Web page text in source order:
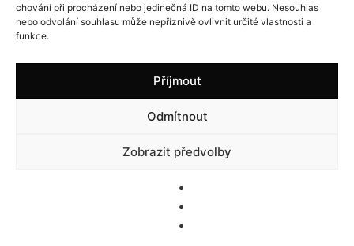
chování při procházení nebo jedinečná ID na tomto webu. Nesouhlas
nebo odvolání souhlasu může nepříznivě ovlivnit určité vlastnosti a
funkce.
Příjmout
Odmítnout
Zobrazit předvolby
© 2023 Data Net Servis |Design by ReVitta